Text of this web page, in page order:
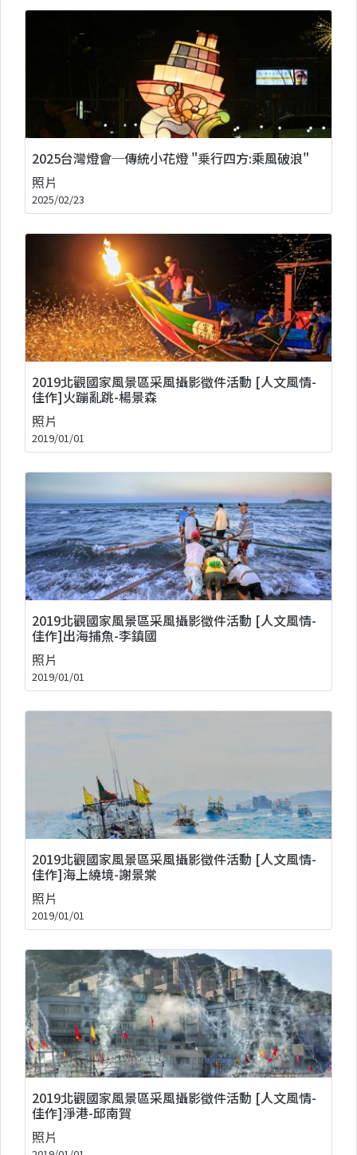
2025台灣燈會─傳統小花燈 "乗行四方:乘風破浪"
照片
2025/02/23
2019北觀國家風景區采風攝影徵件活動 [人文風情-
佳作]火蹦亂跳-楊景森
照片
2019/01/01
2019北觀國家風景區采風攝影徵件活動 [人文風情-
佳作]出海捕魚-李鎮國
照片
2019/01/01
2019北觀國家風景區采風攝影徵件活動 [人文風情-
佳作]海上繞境-謝景棠
照片
2019/01/01
2019北觀國家風景區采風攝影徵件活動 [人文風情-
佳作]淨港-邱南賀
照片